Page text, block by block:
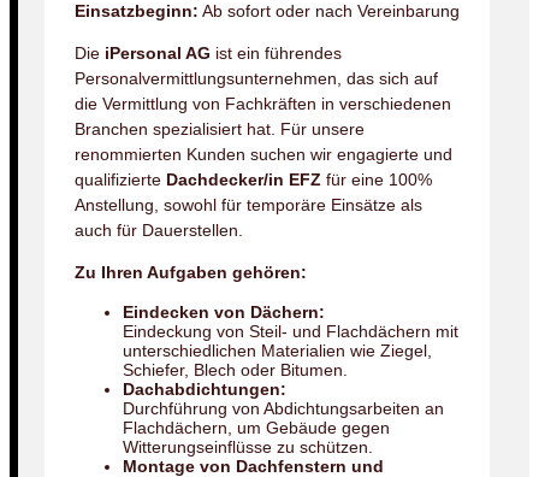
Einsatzbeginn: Ab sofort oder nach Vereinbarung
Die iPersonal AG ist ein führendes
Personalvermittlungsunternehmen, das sich auf
die Vermittlung von Fachkräften in verschiedenen
Branchen spezialisiert hat. Für unsere
renommierten Kunden suchen wir engagierte und
qualifizierte Dachdecker/in EFZ für eine 100%
Anstellung, sowohl für temporäre Einsätze als
auch für Dauerstellen.
Zu Ihren Aufgaben gehören:
Eindecken von Dächern:
Eindeckung von Steil- und Flachdächern mit
unterschiedlichen Materialien wie Ziegel,
Schiefer, Blech oder Bitumen.
Dachabdichtungen:
Durchführung von Abdichtungsarbeiten an
Flachdächern, um Gebäude gegen
Witterungseinflüsse zu schützen.
Montage von Dachfenstern und